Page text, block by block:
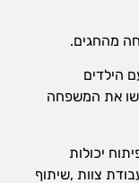
מהחגים.
הילדים
את המשפחה
יכולות
צוות ,שיתוף